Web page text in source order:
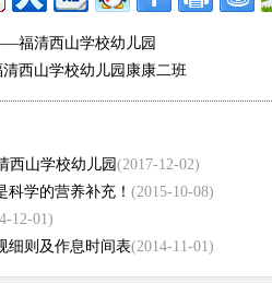
福清西山学校幼儿园
西山学校幼儿园康康二班
西山学校幼儿园 (2017-12-02)
学的营养补充！ (2015-10-08)
12-01)
细则及作息时间表(2014-11-01)